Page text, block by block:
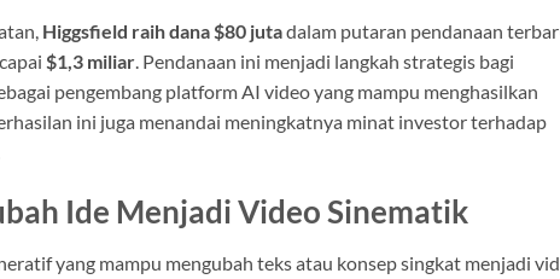
Higgsfield raih dana $80 jutadalam putaran pendanaan
$1,3 miliar. Pendanaan ini menjadi langkah strategis bagi
pengembang platform AI video yang mampu menghasilkan
ini juga menandai meningkatnya minat investor terhadap
Ide Menjadi Video Sinematik
yang mampu mengubah teks atau konsep singkat menjadi